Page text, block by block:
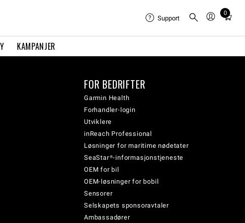
KAMPANJER
Support
0
Total
in
FOR BEDRIFTER
Garmin Health
Forhandler-login
Utviklere
inReach Professional
Løsninger for maritime nødetater
SeaStar®-informasjonstjeneste
OEM for bil
OEM-løsninger for bobil
Sensorer
Selskapets sponsoravtaler
Ambassadører